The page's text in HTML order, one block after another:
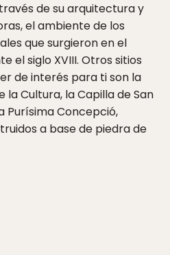
de su arquitectura y
el ambiente de los
que surgieron en el
el siglo XVIII. Otros sitios
de interés para ti son la
la Cultura, la Capilla de San
Purísima Concepció,
a base de piedra de